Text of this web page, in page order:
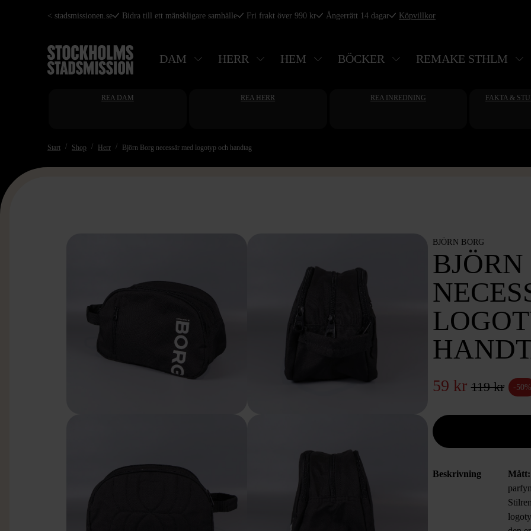
Hoppa
huvudinnehåll
< stadsmissionen.se Bidra till ett mänskligare samhälle Fri frakt över 990 kr Ångerrätt 14 dagar Köpvillkor
DAM HERR HEM BÖCKER REMAKE STHLM
REA DAM REA HERR REA INREDNING FAKTA &
Start Shop Herr Björn Borg necessär med logotyp och handtag
BJÖRN BORG
59 kr 119 kr -50%
Beskrivning Mått: